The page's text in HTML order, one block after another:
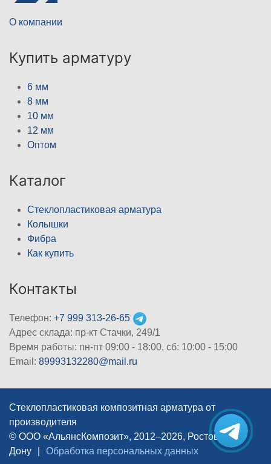
О компании
Купить арматуру
6 мм
8 мм
10 мм
12 мм
Оптом
Каталог
Стеклопластиковая арматура
Колышки
Фибра
Как купить
Контакты
Телефон: +7 999 313-26-65
Адрес склада: пр-кт Стачки, 249/1
Время работы: пн-пт 09:00 - 18:00, cб: 10:00 - 15:00
Email: 89993132280@mail.ru
Стеклопластиковая композитная арматура от
производителя
© ООО «АльянсКомпозит», 2012–2026, Ростов-на-
Дону
Обработка персональных данных